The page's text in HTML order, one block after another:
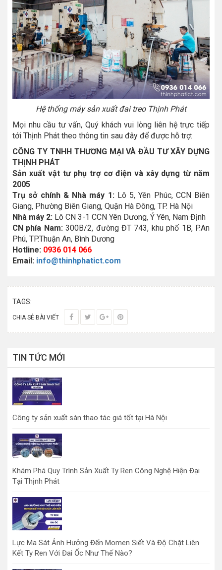
Hệ thống máy sản xuất đai treo Thịnh Phát
Mọi nhu cầu tư vấn, Quý khách vui lòng liên hệ trực tiếp
tới Thịnh Phát theo thông tin sau đây để được hỗ trợ:
CÔNG TY TNHH THƯƠNG MẠI VÀ ĐẦU TƯ XÂY DỰNG
THỊNH PHÁT
Sản xuất vật tư phụ trợ cơ điện và xây dựng từ năm
2005
Trụ sở chính & Nhà máy 1: Lô 5, Yên Phúc, CCN Biên
Giang, Phường Biên Giang, Quận Hà Đông, TP. Hà Nội
Nhà máy 2: Lô CN 3-1 CCN Yên Dương, Ý Yên, Nam Định
CN phía Nam:300B/2, đường ĐT 743, khu phố 1B, P.An
Phú, TP.Thuận An, Bình Dương
Hotline: 0936 014 066
Email: info@thinhphatict.com
TAGS:
CHIA SẺ BÀI VIẾT
TIN TỨC MỚI
Công ty sản xuất sàn thao tác giá tốt tại Hà Nội
Khám Phá Quy Trình Sản Xuất Ty Ren Công Nghệ Hiện Đại
Tại Thịnh Phát
Lực Ma Sát Ảnh Hưởng Đến Momen Siết Và Độ Chặt Liên
Kết Ty Ren Với Đai Ốc Như Thế Nào?